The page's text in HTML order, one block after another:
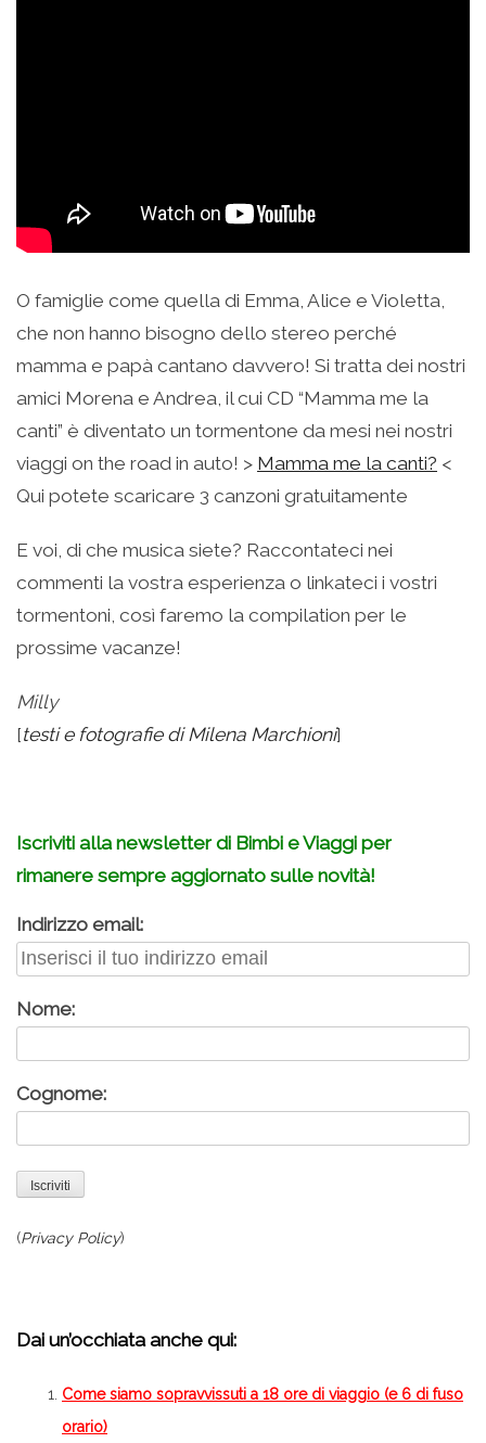
O famiglie come quella di Emma, Alice e Violetta,
che non hanno bisogno dello stereo perché
mamma e papà cantano davvero! Si tratta dei nostri
amici Morena e Andrea, il cui CD “Mamma me la
canti” è diventato un tormentone da mesi nei nostri
viaggi on the road in auto! > Mamma me la canti? <
Qui potete scaricare 3 canzoni gratuitamente
E voi, di che musica siete? Raccontateci nei
commenti la vostra esperienza o linkateci i vostri
tormentoni, così faremo la compilation per le
prossime vacanze!
Milly
[testi e fotografie di Milena Marchioni]
Iscriviti alla newsletter di Bimbi e Viaggi per
rimanere sempre aggiornato sulle novità!
Indirizzo email:
Nome:
Cognome:
(Privacy Policy)
Dai un’occhiata anche qui:
Come siamo sopravvissuti a 18 ore di viaggio (e 6 di fuso
orario)